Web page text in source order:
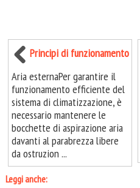
Principi di funzionamento
Aria esternaPer garantire il
funzionamento efficiente del
sistema di climatizzazione, è
necessario mantenere le
bocchette di aspirazione aria
davanti al parabrezza libere
da ostruzion ...
Leggi anche: